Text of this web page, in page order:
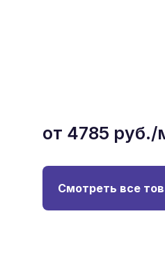
от 4785 руб./
Смотреть все